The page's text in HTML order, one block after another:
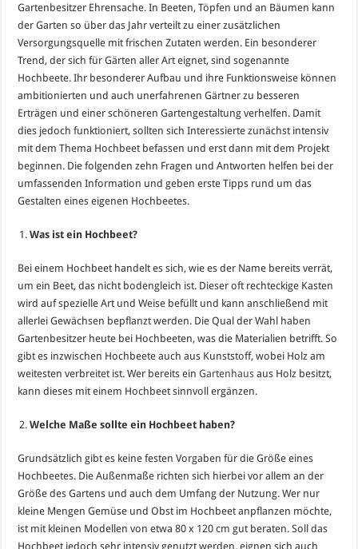
Gartenbesitzer Ehrensache. In Beeten, Töpfen und an Bäumen kann
der Garten so über das Jahr verteilt zu einer zusätzlichen
Versorgungsquelle mit frischen Zutaten werden. Ein besonderer
Trend, der sich für Gärten aller Art eignet, sind sogenannte
Hochbeete. Ihr besonderer Aufbau und ihre Funktionsweise können
ambitionierten und auch unerfahrenen Gärtner zu besseren
Erträgen und einer schöneren Gartengestaltung verhelfen. Damit
dies jedoch funktioniert, sollten sich Interessierte zunächst intensiv
mit dem Thema Hochbeet befassen und erst dann mit dem Projekt
beginnen. Die folgenden zehn Fragen und Antworten helfen bei der
umfassenden Information und geben erste Tipps rund um das
Gestalten eines eigenen Hochbeetes.
Was ist ein Hochbeet?
Bei einem Hochbeet handelt es sich, wie es der Name bereits verrät,
um ein Beet, das nicht bodengleich ist. Dieser oft rechteckige Kasten
wird auf spezielle Art und Weise befüllt und kann anschließend mit
allerlei Gewächsen bepflanzt werden. Die Qual der Wahl haben
Gartenbesitzer heute bei Hochbeeten, was die Materialien betrifft. So
gibt es inzwischen Hochbeete auch aus Kunststoff, wobei Holz am
weitesten verbreitet ist. Wer bereits einGartenhaus aus Holz besitzt,
kann dieses mit einem Hochbeet sinnvoll ergänzen.
Welche Maße sollte ein Hochbeet haben?
Grundsätzlich gibt es keine festen Vorgaben für die Größe eines
Hochbeetes. Die Außenmaße richten sich hierbei vor allem an der
Größe des Gartens und auch dem Umfang der Nutzung. Wer nur
kleine Mengen Gemüse und Obst im Hochbeet anpflanzen möchte,
ist mit kleinen Modellen von etwa 80 x 120 cm gut beraten. Soll das
Hochbeet jedoch sehr intensiv genutzt werden, eignen sich auch